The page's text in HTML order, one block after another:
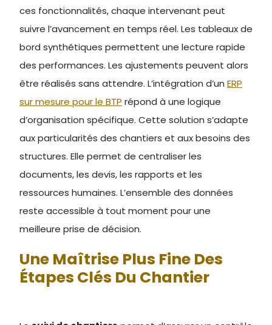
ces fonctionnalités, chaque intervenant peut
suivre l’avancement en temps réel. Les tableaux de
bord synthétiques permettent une lecture rapide
des performances. Les ajustements peuvent alors
être réalisés sans attendre. L’intégration d’un ERP
sur mesure pour le BTP répond à une logique
d’organisation spécifique. Cette solution s’adapte
aux particularités des chantiers et aux besoins des
structures. Elle permet de centraliser les
documents, les devis, les rapports et les
ressources humaines. L’ensemble des données
reste accessible à tout moment pour une
meilleure prise de décision.
Une Maîtrise Plus Fine Des
Étapes Clés Du Chantier